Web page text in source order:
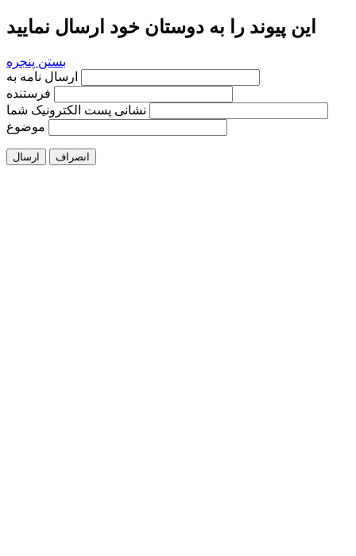
این پیوند را به دوستان خود ارسال نمایید
بستن پنجره
فرستنده
نشانی پست الکترونیک شما
موضوع
ارسال انصراف